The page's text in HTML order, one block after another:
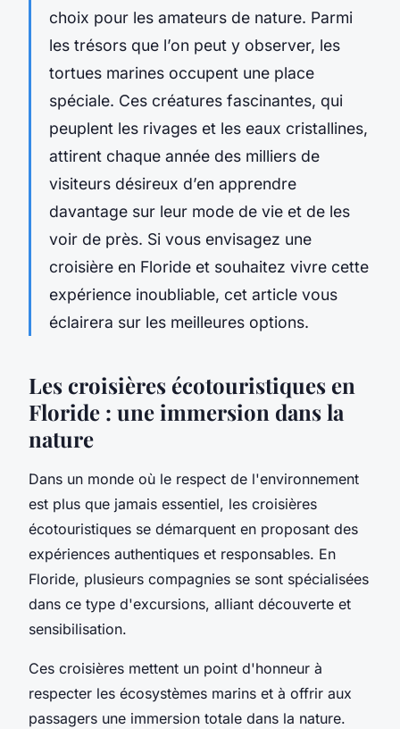
choix pour les amateurs de nature. Parmi
les trésors que l’on peut y observer, les
tortues marines occupent une place
spéciale. Ces créatures fascinantes, qui
peuplent les rivages et les eaux cristallines,
attirent chaque année des milliers de
visiteurs désireux d’en apprendre
davantage sur leur mode de vie et de les
voir de près. Si vous envisagez une
croisière en Floride et souhaitez vivre cette
expérience inoubliable, cet article vous
éclairera sur les meilleures options.
Les croisières écotouristiques en
Floride : une immersion dans la
nature
Dans un monde où le respect de l'environnement
est plus que jamais essentiel, les croisières
écotouristiques se démarquent en proposant des
expériences authentiques et responsables. En
Floride, plusieurs compagnies se sont spécialisées
dans ce type d'excursions, alliant découverte et
sensibilisation.
Ces croisières mettent un point d'honneur à
respecter les écosystèmes marins et à offrir aux
passagers une immersion totale dans la nature.